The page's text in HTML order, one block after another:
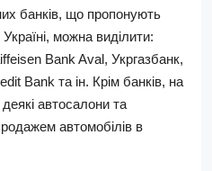
банків, що пропонують
можна виділити:
Bank Aval, Укргазбанк,
Bank та ін. Крім банків, на
автосалони та
автомобілів в